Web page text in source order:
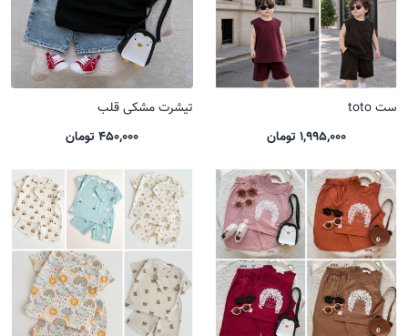
ست toto
1,995,000 تومان
تیشرت مشکی قلب
450,000 تومان